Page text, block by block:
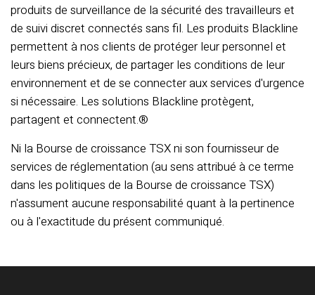
produits de surveillance de la sécurité des travailleurs et
de suivi discret connectés sans fil. Les produits Blackline
permettent à nos clients de protéger leur personnel et
leurs biens précieux, de partager les conditions de leur
environnement et de se connecter aux services d'urgence
si nécessaire. Les solutions Blackline protègent,
partagent et connectent.®
Ni la Bourse de croissance TSX ni son fournisseur de
services de réglementation (au sens attribué à ce terme
dans les politiques de la Bourse de croissance TSX)
n'assument aucune responsabilité quant à la pertinence
ou à l'exactitude du présent communiqué.